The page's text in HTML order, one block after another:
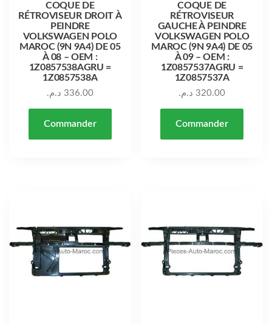
COQUE DE
RÉTROVISEUR DROIT À
PEINDRE
VOLKSWAGEN POLO
MAROC (9N 9A4) DE 05
À 08 – OEM :
1Z0857538AGRU =
1Z0857538A
336.00 د.م.
Commander
COQUE DE
RÉTROVISEUR
GAUCHE À PEINDRE
VOLKSWAGEN POLO
MAROC (9N 9A4) DE 05
À 09 – OEM :
1Z0857537AGRU =
1Z0857537A
320.00 د.م.
Commander